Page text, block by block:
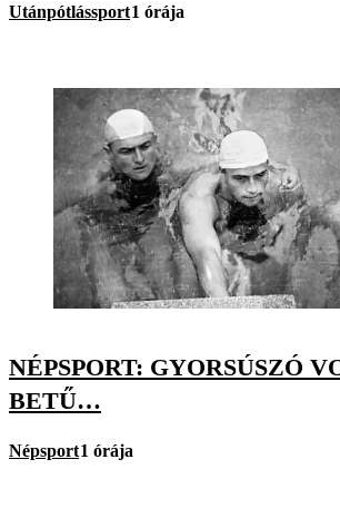
Utánpótlássport1 órája
NÉPSPORT: GYORSÚSZÓ
BETŰ…
Népsport1 órája